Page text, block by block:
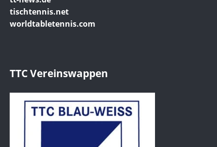
tischtennis.net
worldtabletennis.com
TTC Vereinswappen